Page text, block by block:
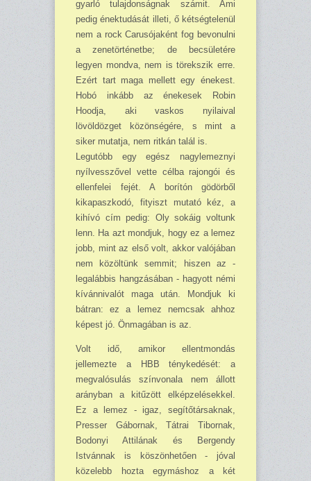
gyarló tulajdonságnak számit. Ami
pedig énektudását illeti, ő kétségtelenül
nem a rock Carusójaként fog bevonulni
a zenetörténetbe; de becsületére
legyen mondva, nem is törekszik erre.
Ezért tart maga mellett egy énekest.
Hobó inkább az énekesek Robin
Hoodja, aki vaskos nyilaival
lövöldözget közönségére, s mint a
siker mutatja, nem ritkán talál is.
Legutóbb egy egész nagylemeznyi
nyílvesszővel vette célba rajongói és
ellenfelei fejét. A borítón gödörből
kikapaszkodó, fityiszt mutató kéz, a
kihívó cím pedig: Oly sokáig voltunk
lenn. Ha azt mondjuk, hogy ez a lemez
jobb, mint az első volt, akkor valójában
nem közöltünk semmit; hiszen az -
legalábbis hangzásában - hagyott némi
kívánnivalót maga után. Mondjuk ki
bátran: ez a lemez nemcsak ahhoz
képest jó. Önmagában is az.
Volt idő, amikor ellentmondás
jellemezte a HBB ténykedését: a
megvalósulás színvonala nem állott
arányban a kitűzött elképzelésekkel.
Ez a lemez - igaz, segítőtársaknak,
Presser Gábornak, Tátrai Tibornak,
Bodonyi Attilának és Bergendy
Istvánnak is köszönhetően - jóval
közelebb hozta egymáshoz a két